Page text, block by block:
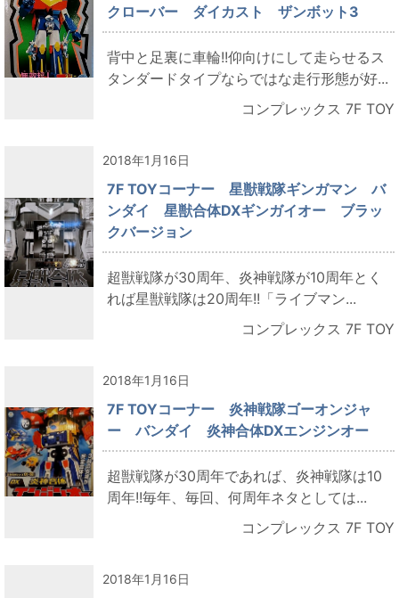
クローバー ダイカスト ザンボット3
背中と足裏に車輪!!仰向けにして走らせるス
タンダードタイプならではな走行形態が好...
コンプレックス 7F TOY
2018年1月16日
7F TOYコーナー 星獣戦隊ギンガマン バ
ンダイ 星獣合体DXギンガイオー ブラッ
クバージョン
超獣戦隊が30周年、炎神戦隊が10周年とく
れば星獣戦隊は20周年!!「ライブマン...
コンプレックス 7F TOY
2018年1月16日
7F TOYコーナー 炎神戦隊ゴーオンジャ
ー バンダイ 炎神合体DXエンジンオー
超獣戦隊が30周年であれば、炎神戦隊は10
周年!!毎年、毎回、何周年ネタとしては...
コンプレックス 7F TOY
2018年1月16日